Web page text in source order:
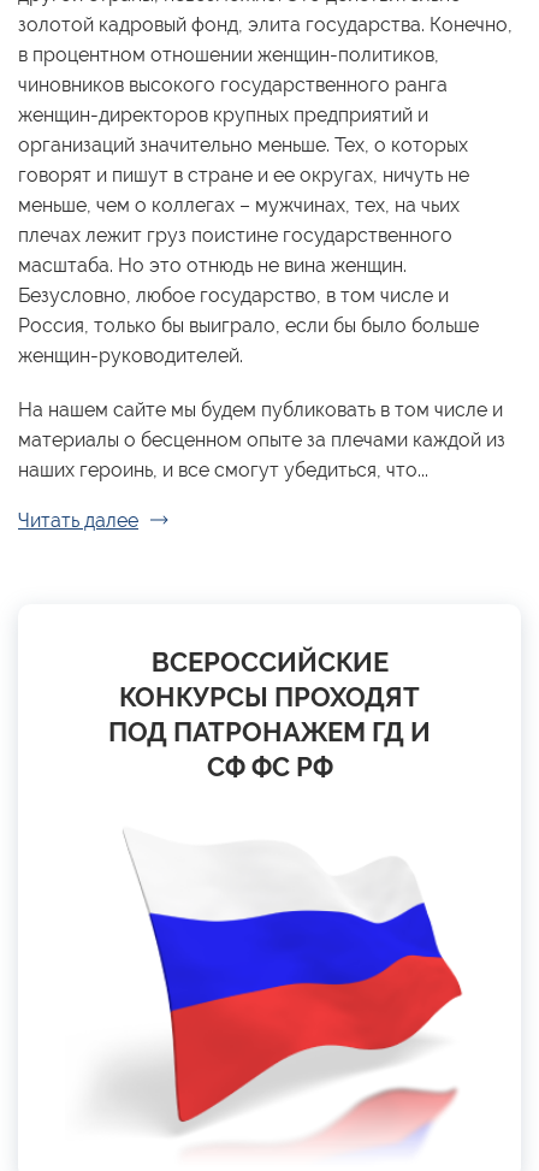
золотой кадровый фонд, элита государства. Конечно,
в процентном отношении женщин-политиков,
чиновников высокого государственного ранга
женщин-директоров крупных предприятий и
организаций значительно меньше. Тех, о которых
говорят и пишут в стране и ее округах, ничуть не
меньше, чем о коллегах – мужчинах, тех, на чьих
плечах лежит груз поистине государственного
масштаба. Но это отнюдь не вина женщин.
Безусловно, любое государство, в том числе и
Россия, только бы выиграло, если бы было больше
женщин-руководителей.
На нашем сайте мы будем публиковать в том числе и
материалы о бесценном опыте за плечами каждой из
наших героинь, и все смогут убедиться, что...
Читать далее
ВСЕРОССИЙСКИЕ
КОНКУРСЫ ПРОХОДЯТ
ПОД ПАТРОНАЖЕМ ГД И
СФ ФС РФ